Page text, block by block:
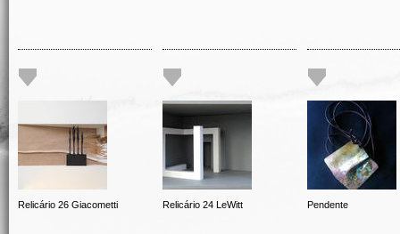
Relicário 26 Giacometti Relicário 24 LeWitt Pendente